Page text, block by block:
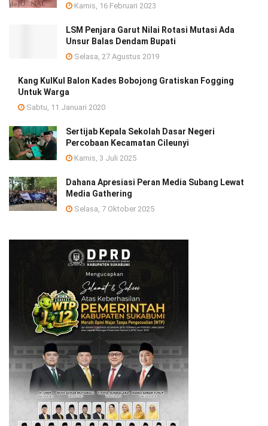
Kamis, 16 Februari 2023
LSM Penjara Garut Nilai Rotasi Mutasi Ada
Unsur Balas Dendam Bupati
Selasa, 27 Agustus 2019
Kang KulKul Balon Kades Bobojong Gratiskan Fogging
Untuk Warga
Sabtu, 11 Januari 2020
Sertijab Kepala Sekolah Dasar Negeri
Percobaan Kecamatan Cileunyi
Kamis, 3 Juli 2025
Dahana Apresiasi Peran Media Subang Lewat
Media Gathering
Selasa, 7 Oktober 2025